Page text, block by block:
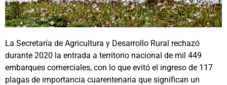
La Secretaría de Agricultura y Desarrollo Rural rechazó
durante 2020 la entrada a territorio nacional de mil 449
embarques comerciales, con lo que evitó el ingreso de 117
plagas de importancia cuarentenaria que significan un